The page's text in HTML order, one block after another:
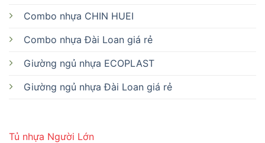
Tủ nhựa Người Lớn
Combo nhựa CHIN HUEI
Combo nhựa Đài Loan giá rẻ
Giường ngủ nhựa ECOPLAST
Giường ngủ nhựa Đài Loan giá rẻ